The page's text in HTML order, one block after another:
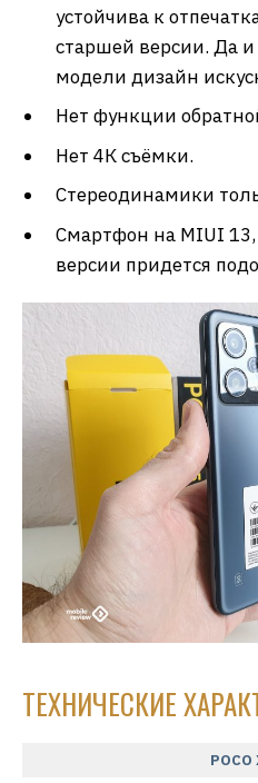
устойчива к
старшей версии. Да
модели дизайн
Нет функции
Нет 4К съёмки.
Стереодинамики
Смартфон на MIUI
версии придется
ТЕХНИЧЕСКИЕ
POCO